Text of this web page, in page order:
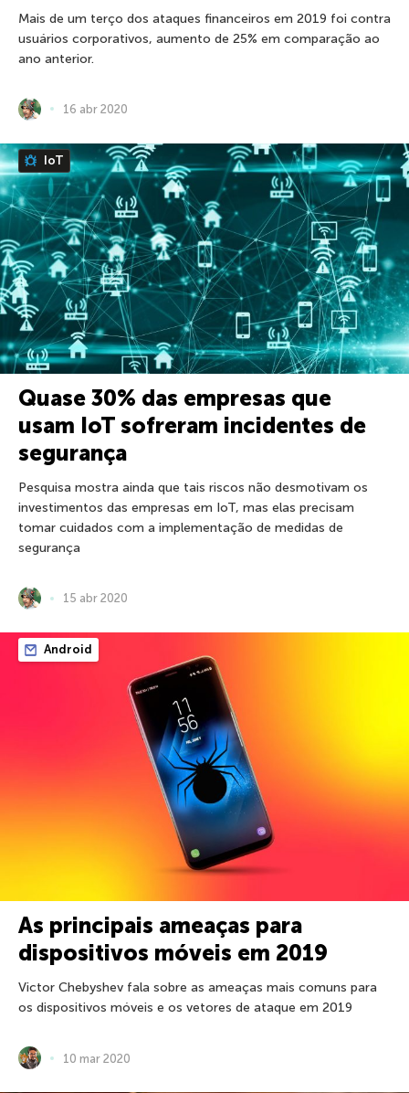
Mais de um terço dos ataques financeiros em 2019 foi contra
usuários corporativos, aumento de 25% em comparação ao
ano anterior.
16 abr 2020
IoT
Quase 30% das empresas que
usam IoT sofreram incidentes de
segurança
Pesquisa mostra ainda que tais riscos não desmotivam os
investimentos das empresas em IoT, mas elas precisam
tomar cuidados com a implementação de medidas de
segurança
15 abr 2020
Android
As principais ameaças para
dispositivos móveis em 2019
Victor Chebyshev fala sobre as ameaças mais comuns para
os dispositivos móveis e os vetores de ataque em 2019
10 mar 2020